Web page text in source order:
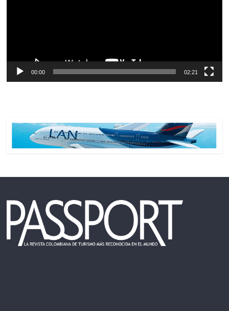
00:00 02:21